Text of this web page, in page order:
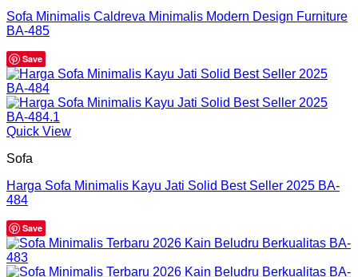
Sofa Minimalis Caldreva Minimalis Modern Design Furniture
BA-485
Save
Quick View
Sofa
Harga Sofa Minimalis Kayu Jati Solid Best Seller 2025 BA-
484
Save